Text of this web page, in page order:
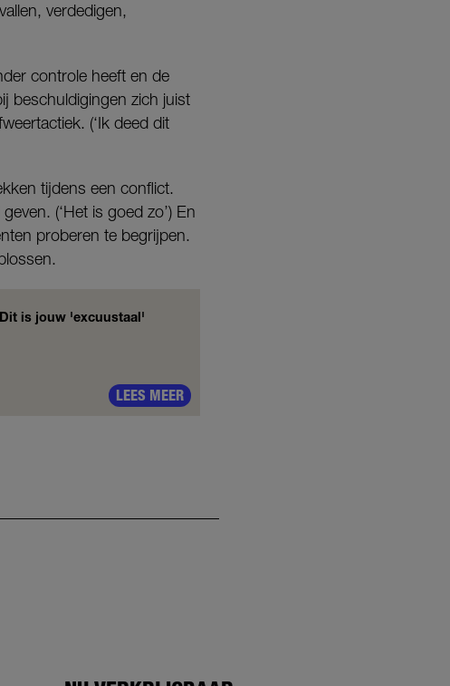
verdedigen,
controle heeft en de
beschuldigingen zich juist
(‘Ik deed dit
tijdens een conflict.
(‘Het is goed zo’) En
proberen te begrijpen.
is jouw 'excuustaal'
LEES MEER